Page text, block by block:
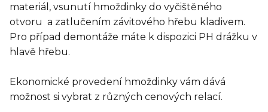
materiál, vsunutí hmoždinky do vyčištěného
otvoru a zatlučením závitového hřebu kladivem.
Pro případ demontáže máte k dispozici PH drážku v
hlavě hřebu.
Ekonomické provedení hmoždinky vám dává
možnost si vybrat z různých cenových relací.